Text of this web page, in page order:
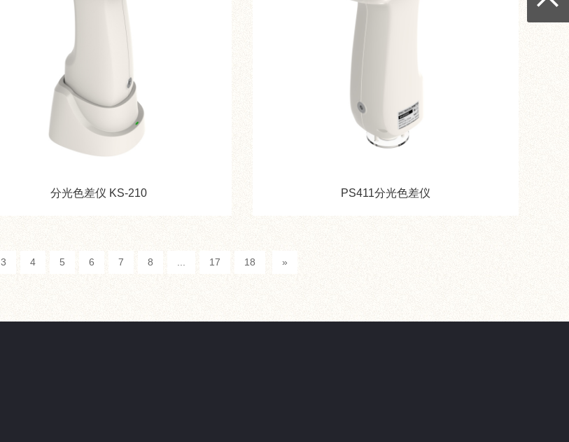
分光色差仪 KS-210 PS411分光色差仪
3 4 5 6 7 8 ... 17 18 »